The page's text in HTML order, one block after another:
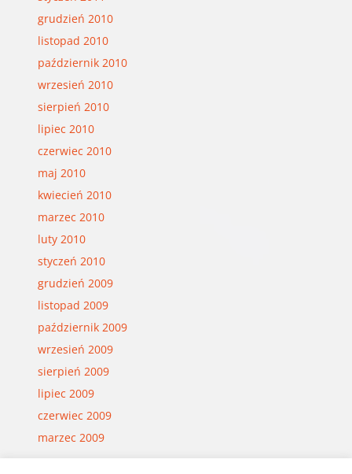
grudzień 2010
listopad 2010
październik 2010
wrzesień 2010
sierpień 2010
lipiec 2010
czerwiec 2010
maj 2010
kwiecień 2010
marzec 2010
luty 2010
styczeń 2010
grudzień 2009
listopad 2009
październik 2009
wrzesień 2009
sierpień 2009
lipiec 2009
czerwiec 2009
marzec 2009